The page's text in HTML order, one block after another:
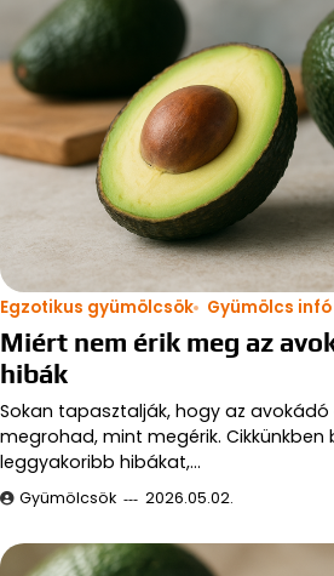
Egzotikus gyümölcsök Gyümölcs infó
Miért nem érik meg az
hibák
Sokan tapasztalják, hogy az
megrohad, mint megérik.
leggyakoribb hibákat,…
Gyümölcsök 2026.05.02.